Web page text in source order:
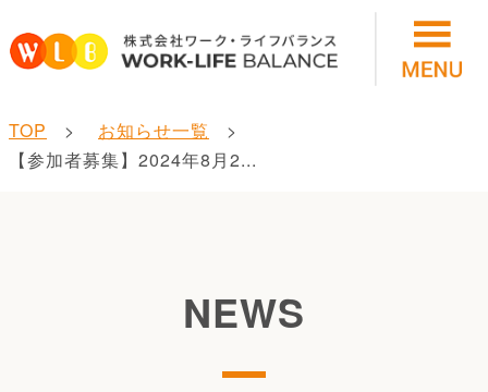
TOP
お知らせ一覧
【参加者募集】2024年8月2...
NEWS